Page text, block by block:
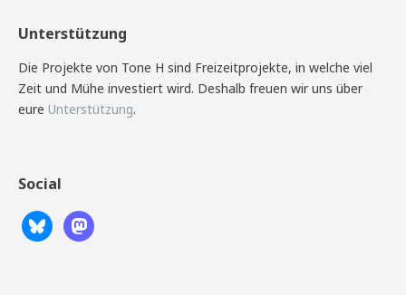
Unterstützung
Die Projekte von Tone H sind Freizeitprojekte, in welche viel
Zeit und Mühe investiert wird. Deshalb freuen wir uns über
eure Unterstützung.
Social